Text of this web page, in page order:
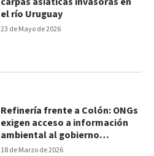
23 de Mayo de 2026
el río Uruguay
18 de Marzo de 2026
Refinería frente a Colón: ONGs
exigen acceso a información
ambiental al gobierno
uruguayo